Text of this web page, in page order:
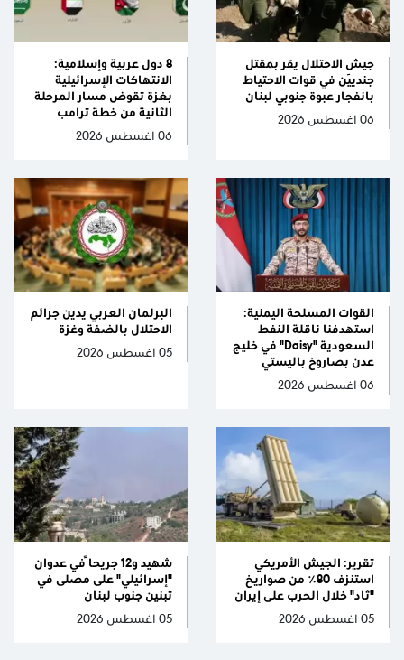
جيش الاحتلال يقر بمقتل
جنديَين في قوات الاحتياط
بانفجار عبوة جنوبي لبنان
06 اغسطس 2026
8 دول عربية وإسلامية:
الانتهاكات الإسرائيلية
بغزة تقوض مسار المرحلة
الثانية من خطة ترامب
06 اغسطس 2026
القوات المسلحة اليمنية:
استهدفنا ناقلة النفط
السعودية "Daisy" في خليج
عدن بصاروخ باليستي
06 اغسطس 2026
البرلمان العربي يدين جرائم
الاحتلال بالضفة وغزة
05 اغسطس 2026
تقرير: الجيش الأمريكي
استنزف 80٪ من صواريخ
"ثاد" خلال الحرب على إيران
05 اغسطس 2026
شهيد و12 جريحاً في عدوان
"إسرائيلي" على مصلى في
تبنين جنوب لبنان
05 اغسطس 2026